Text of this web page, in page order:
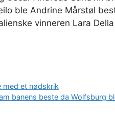
ble Andrine Mårstøl
vinneren Lara
med et nødskrik
banens beste da Wolfsburg